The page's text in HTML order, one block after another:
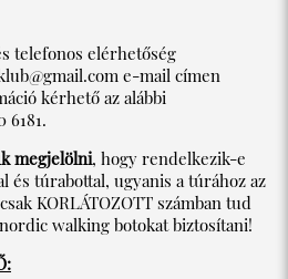
telefonos elérhetőség
e-mail címen
kérhető az alábbi
6181.
megjelölni, hogy rendelkezik-e
és túrabottal, ugyanis a túrához az
KORLÁTOZOTT számban tud
walking botokat biztosítani!